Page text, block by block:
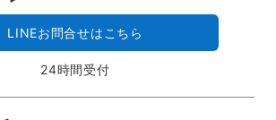
LINEお問合せはこちら
24時間受付